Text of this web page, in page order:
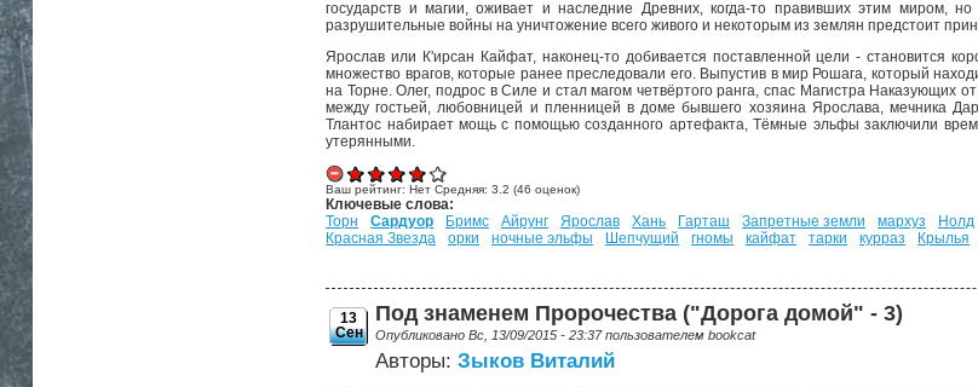
государств и магии, оживает и наследние Древних, когда-то правивших этим миром,
разрушительные войны на уничтожение всего живого и некоторым из землян предстоит
Ярослав или К'ирсан Кайфат, наконец-то добивается поставленной цели - становится
множество врагов, которые ранее преследовали его. Выпустив в мир Рошага, который
на Торне. Олег, подрос в Силе и стал магом четвёртого ранга, спас Магистра Наказующих
между гостьей, любовницей и пленницей в доме бывшего хозяина Ярослава, мечника
Тлантос набирает мощь с помощью созданного артефакта, Тёмные эльфы заключили
утерянными.
Ваш рейтинг:Нет Средняя:3.2 (46 оценок)
Ключевые слова:
Торн
Сардуор Бримс Айрунг Ярослав Хань Гарташ Запретные земли мархуз Нолд
Красная Звезда
орки ночные эльфы Шепчущий гномы кайфат тарки курраз Крылья
13
Сен
Под знаменем Пророчества ("Дорога домой" - 3)
Опубликовано Вс, 13/09/2015 - 23:37 пользователемbookcat
Авторы:Зыков Виталий